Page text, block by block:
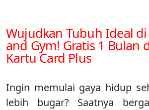
Wujudkan Tubuh Ideal
and Gym! Gratis 1 Bulan
Kartu Card Plus
Ingin memulai gaya hidup
lebih bugar? Saatnya